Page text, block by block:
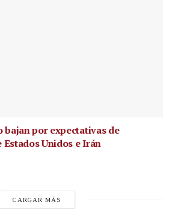
por expectativas de
Unidos e Irán
CARGAR MÁS